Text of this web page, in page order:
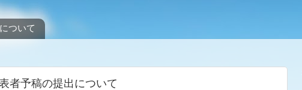
ついて
者予稿の提出について